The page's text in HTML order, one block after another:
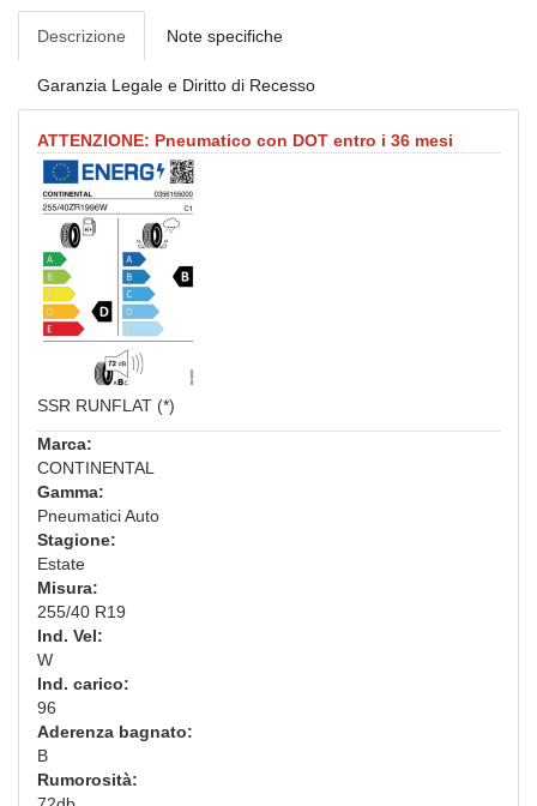
Descrizione Note specifiche
Garanzia Legale e Diritto di Recesso
ATTENZIONE: Pneumatico con DOT entro i 36 mesi
SSR RUNFLAT (*)
Marca:
CONTINENTAL
Gamma:
Pneumatici Auto
Stagione:
Estate
Misura:
255/40 R19
Ind. Vel:
W
Ind. carico:
96
Aderenza bagnato:
B
Rumorosità: